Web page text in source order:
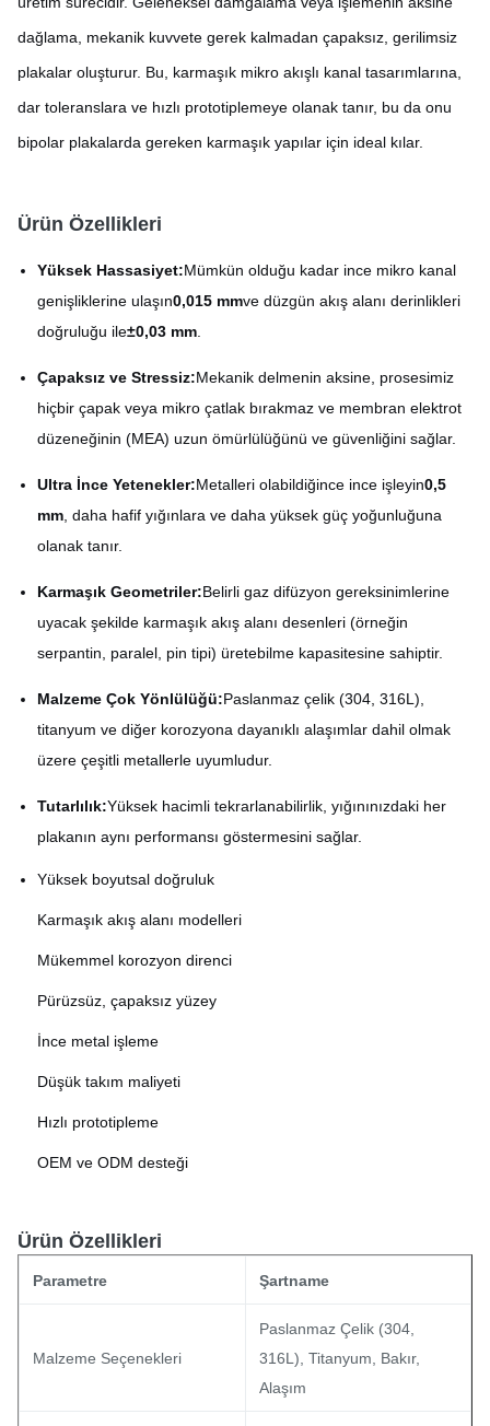
dağlama, mekanik kuvvete gerek kalmadan çapaksız, gerilimsiz
plakalar oluşturur. Bu, karmaşık mikro akışlı kanal tasarımlarına,
dar toleranslara ve hızlı prototiplemeye olanak tanır, bu da onu
bipolar plakalarda gereken karmaşık yapılar için ideal kılar.
Ürün Özellikleri
Yüksek Hassasiyet:Mümkün olduğu kadar ince mikro kanal
genişliklerine ulaşın0,015 mmve düzgün akış alanı derinlikleri
doğruluğu ile±0,03 mm
Çapaksız ve Stressiz:Mekanik delmenin aksine, prosesimiz
hiçbir çapak veya mikro çatlak bırakmaz ve membran elektrot
düzeneğinin (MEA) uzun ömürlülüğünü ve güvenliğini sağlar.
Ultra İnce Yetenekler:Metalleri olabildiğince ince işleyin0,5
mm , daha hafif yığınlara ve daha yüksek güç yoğunluğuna
olanak tanır.
Karmaşık Geometriler:Belirli gaz difüzyon gereksinimlerine
uyacak şekilde karmaşık akış alanı desenleri (örneğin
serpantin, paralel, pin tipi) üretebilme kapasitesine sahiptir.
Malzeme Çok Yönlülüğü:Paslanmaz çelik (304, 316L),
titanyum ve diğer korozyona dayanıklı alaşımlar dahil olmak
üzere çeşitli metallerle uyumludur.
Tutarlılık:Yüksek hacimli tekrarlanabilirlik, yığınınızdaki her
plakanın aynı performansı göstermesini sağlar.
Yüksek boyutsal doğruluk
Karmaşık akış alanı modelleri
Mükemmel korozyon direnci
Pürüzsüz, çapaksız yüzey
İnce metal işleme
Düşük takım maliyeti
Hızlı prototipleme
OEM ve ODM desteği
Ürün Özellikleri
Parametre Şartname
Malzeme Seçenekleri
Paslanmaz Çelik (304,
316L), Titanyum, Bakır,
Alaşım